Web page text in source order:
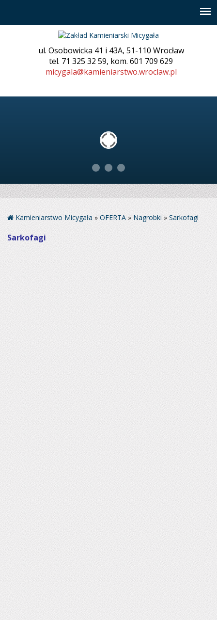
ul. Osobowicka 41 i 43A, 51-110 Wrocław
tel. 71 325 32 59, kom. 601 709 629
micygala@kamieniarstwo.wroclaw.pl
Kamieniarstwo Micygała » OFERTA » Nagrobki » Sarkofagi
Sarkofagi